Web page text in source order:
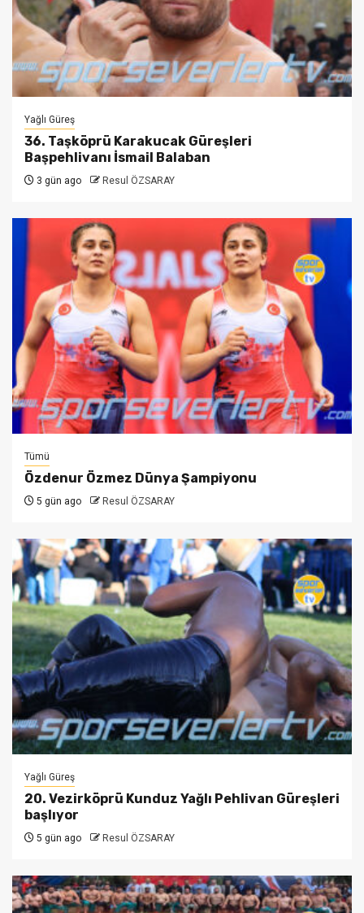
Yağlı Güreş
36. Taşköprü Karakucak Güreşleri
Başpehlivanı İsmail Balaban
3 gün ago Resul ÖZSARAY
Tümü
Özdenur Özmez Dünya Şampiyonu
5 gün ago Resul ÖZSARAY
Yağlı Güreş
20. Vezirköprü Kunduz Yağlı Pehlivan Güreşleri
başlıyor
5 gün ago Resul ÖZSARAY